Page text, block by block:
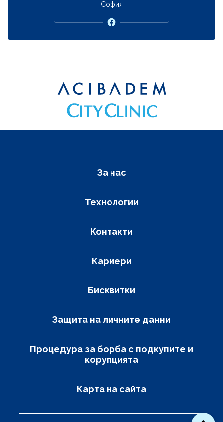
София
Фуутер навигация
За нас
Технологии
Контакти
Кариери
Бисквитки
Защита на личните данни
Процедура за борба с подкупите и
корупцията
Карта на сайта